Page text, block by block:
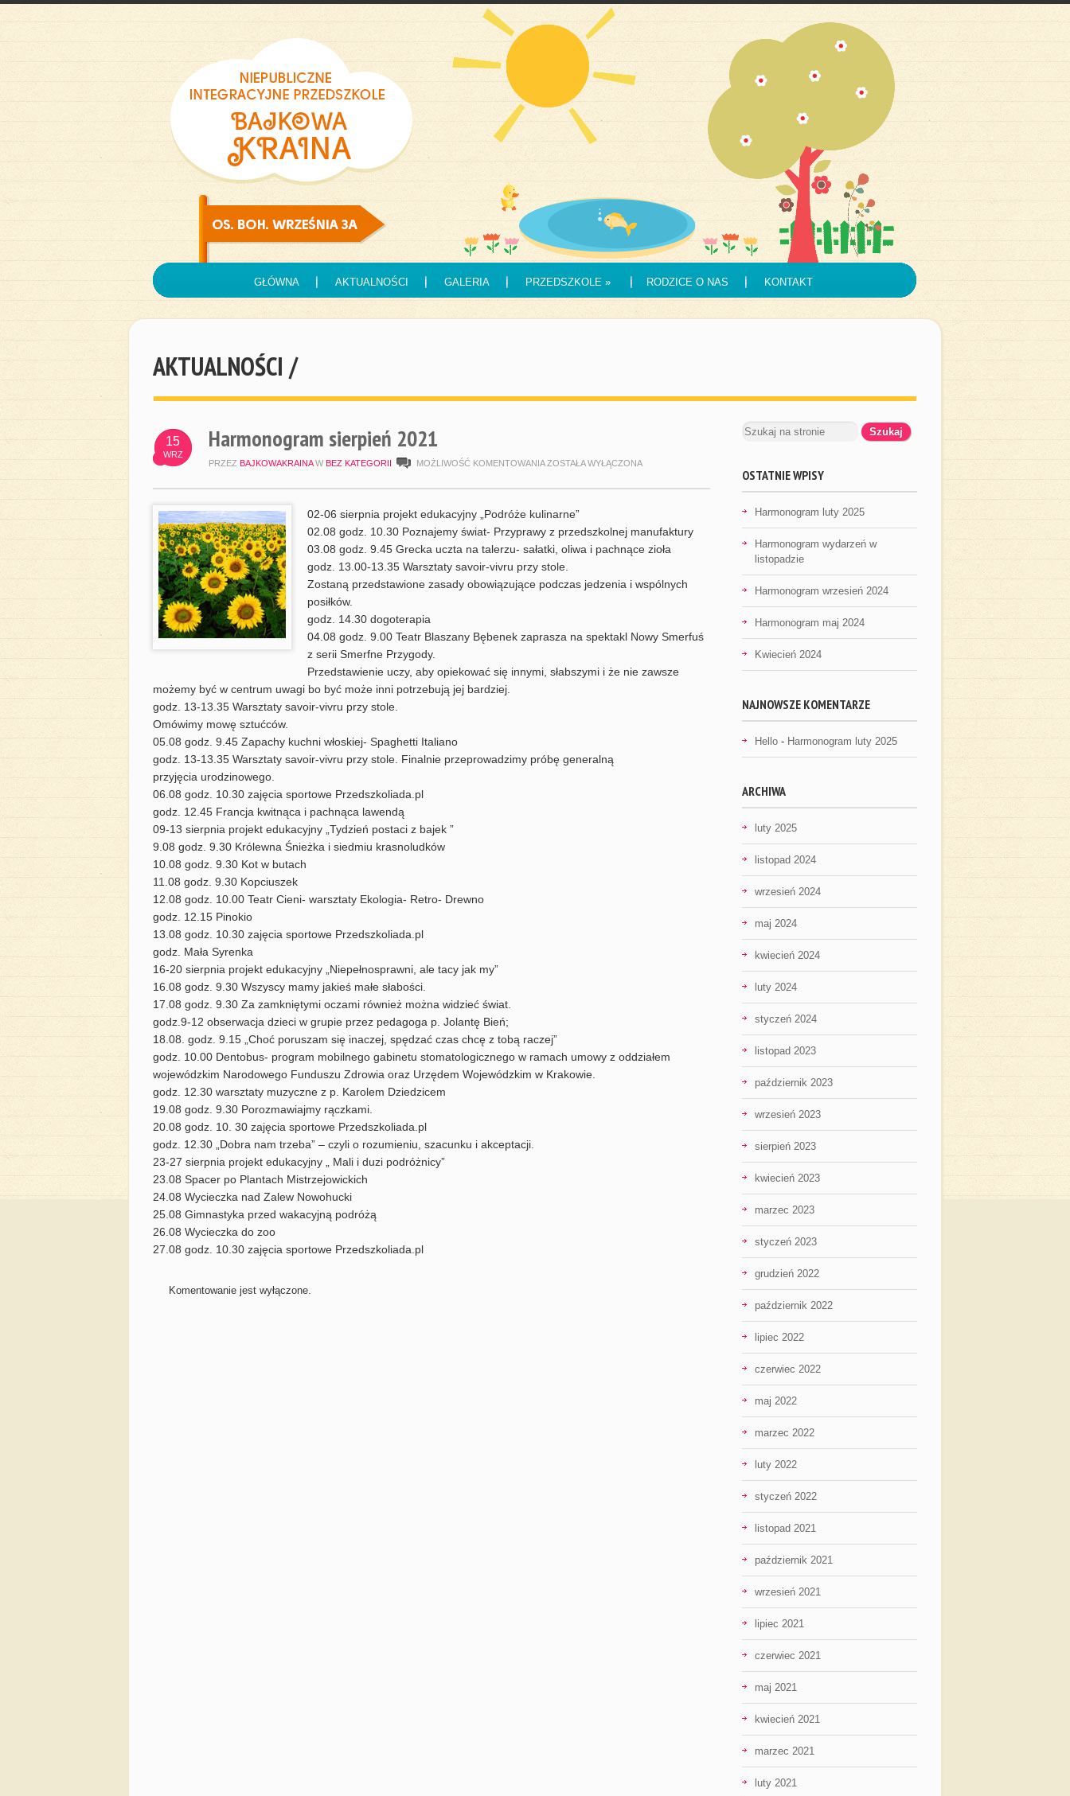
GŁÓWNA AKTUALNOŚCI GALERIA PRZEDSZKOLE» RODZICE O NAS KONTAKT
AKTUALNOŚCI /
15
WRZ
Harmonogram sierpień 2021
PRZEZ BAJKOWAKRAINA W BEZ KATEGORII MOŻLIWOŚĆ KOMENTOWANIA HARMONOGRAM
ZOSTAŁA WYŁĄCZONA
02-06 sierpnia projekt edukacyjny „Podróże kulinarne”
02.08 godz. 10.30 Poznajemy świat- Przyprawy z przedszkolnej manufaktury
03.08 godz. 9.45 Grecka uczta na talerzu- sałatki, oliwa i pachnące zioła
godz. 13.00-13.35 Warsztaty savoir-vivru przy stole.
Zostaną przedstawione zasady obowiązujące podczas jedzenia i wspólnych
posiłków.
godz. 14.30 dogoterapia
04.08 godz. 9.00 Teatr Blaszany Bębenek zaprasza na spektakl Nowy Smerfuś
z serii Smerfne Przygody.
Przedstawienie uczy, aby opiekować się innymi, słabszymi i że nie zawsze
możemy być w centrum uwagi bo być może inni potrzebują jej bardziej.
godz. 13-13.35 Warsztaty savoir-vivru przy stole.
Omówimy mowę sztućców.
05.08 godz. 9.45 Zapachy kuchni włoskiej- Spaghetti Italiano
godz. 13-13.35 Warsztaty savoir-vivru przy stole. Finalnie przeprowadzimy próbę generalną
przyjęcia urodzinowego.
06.08 godz. 10.30 zajęcia sportowe Przedszkoliada.pl
godz. 12.45 Francja kwitnąca i pachnąca lawendą
09-13 sierpnia projekt edukacyjny „Tydzień postaci z bajek ”
9.08 godz. 9.30 Królewna Śnieżka i siedmiu krasnoludków
10.08 godz. 9.30 Kot w butach
11.08 godz. 9.30 Kopciuszek
12.08 godz. 10.00 Teatr Cieni- warsztaty Ekologia- Retro- Drewno
godz. 12.15 Pinokio
13.08 godz. 10.30 zajęcia sportowe Przedszkoliada.pl
godz. Mała Syrenka
16-20 sierpnia projekt edukacyjny „Niepełnosprawni, ale tacy jak my”
16.08 godz. 9.30 Wszyscy mamy jakieś małe słabości.
17.08 godz. 9.30 Za zamkniętymi oczami również można widzieć świat.
godz.9-12 obserwacja dzieci w grupie przez pedagoga p. Jolantę Bień;
18.08. godz. 9.15 „Choć poruszam się inaczej, spędzać czas chcę z tobą raczej”
godz. 10.00 Dentobus- program mobilnego gabinetu stomatologicznego w ramach umowy z oddziałem
wojewódzkim Narodowego Funduszu Zdrowia oraz Urzędem Wojewódzkim w Krakowie.
godz. 12.30 warsztaty muzyczne z p. Karolem Dziedzicem
19.08 godz. 9.30 Porozmawiajmy rączkami.
20.08 godz. 10. 30 zajęcia sportowe Przedszkoliada.pl
godz. 12.30 „Dobra nam trzeba” – czyli o rozumieniu, szacunku i akceptacji.
23-27 sierpnia projekt edukacyjny „ Mali i duzi podróżnicy”
23.08 Spacer po Plantach Mistrzejowickich
24.08 Wycieczka nad Zalew Nowohucki
25.08 Gimnastyka przed wakacyjną podróżą
26.08 Wycieczka do zoo
27.08 godz. 10.30 zajęcia sportowe Przedszkoliada.pl
Komentowanie jest wyłączone.
OSTATNIE WPISY
Harmonogram luty 2025
Harmonogram wydarzeń w
listopadzie
Harmonogram wrzesień 2024
Harmonogram maj 2024
Kwiecień 2024
NAJNOWSZE KOMENTARZE
Hello - Harmonogram luty 2025
ARCHIWA
luty 2025
listopad 2024
wrzesień 2024
maj 2024
kwiecień 2024
luty 2024
styczeń 2024
listopad 2023
październik 2023
wrzesień 2023
sierpień 2023
kwiecień 2023
marzec 2023
styczeń 2023
grudzień 2022
październik 2022
lipiec 2022
czerwiec 2022
maj 2022
marzec 2022
luty 2022
styczeń 2022
listopad 2021
październik 2021
wrzesień 2021
lipiec 2021
czerwiec 2021
maj 2021
kwiecień 2021
marzec 2021
luty 2021